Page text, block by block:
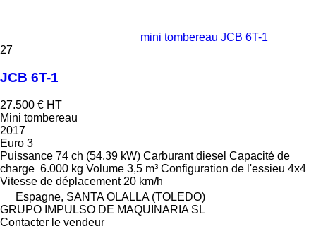
mini tombereau JCB 6T-1
27
JCB 6T-1
27.500 € HT
Mini tombereau
2017
Euro 3
Puissance 74 ch (54.39 kW) Carburant diesel Capacité de
charge 6.000 kg Volume 3,5 m³ Configuration de l'essieu 4x4
Vitesse de déplacement 20 km/h
Espagne, SANTA OLALLA (TOLEDO)
GRUPO IMPULSO DE MAQUINARIA SL
Contacter le vendeur